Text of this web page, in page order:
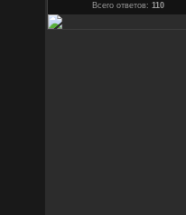
Всего ответов: 110